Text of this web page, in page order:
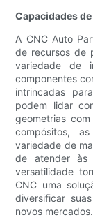
Capacidades
A CNC Auto
de recursos de
variedade de
componentes
intrincadas
podem lidar
geometrias
compósitos,
variedade de
de atender às
versatilidade
CNC uma
diversificar
novos mercados.